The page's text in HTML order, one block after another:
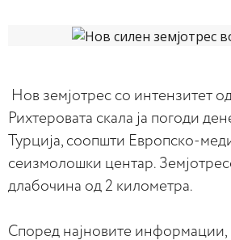
Нов земјотрес со интензитет
Рихтеровата скала ја погоди
Турција, соопшти Европско-
сеизмолошки центар.
длабочина од 2 километра.
Според најновите информации,